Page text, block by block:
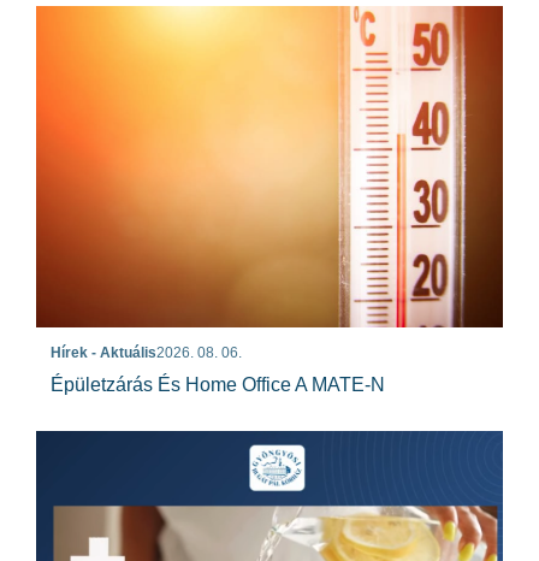
Hírek - Aktuális2026. 08. 06.
Épületzárás És Home Office A MATE-N